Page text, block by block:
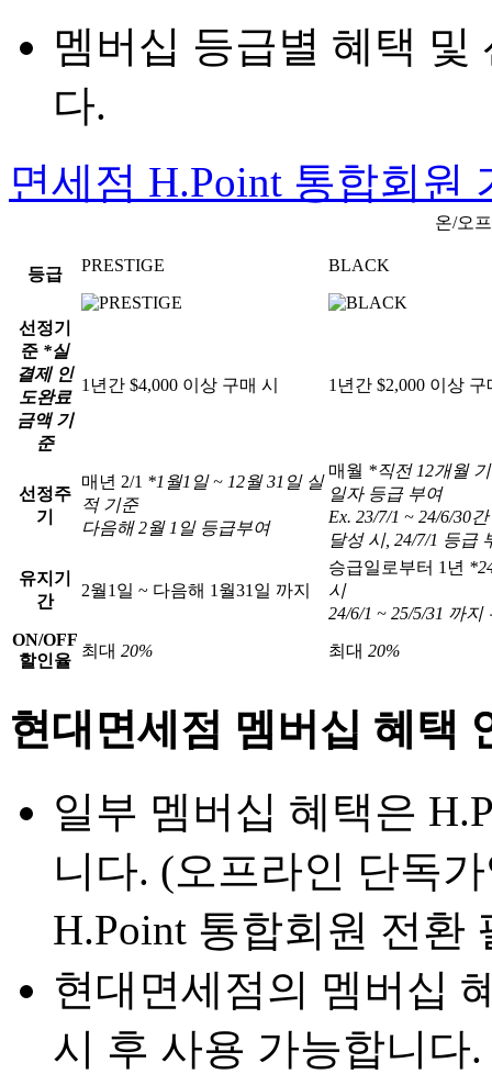
멤버십 등급별 혜택 및
다.
면세점 H.Point 통합회원
온/오
등급 PRESTIGE BLACK
선정기
준 *실
결제 인
도완료
금액 기
준
1년간 $4,000 이상 구매 시 1년간 $2,000 이상 구
선정주
기
매년 2/1 *1월1일 ~ 12월 31일 실
적 기준
다음해 2월 1일 등급부여
매월 *직전 12개월
일자 등급 부여
Ex. 23/7/1 ~ 24/6/30
달성 시, 24/7/1 등급
유지기
간
2월1일 ~ 다음해 1월31일 까지
승급일로부터 1년
시
24/6/1 ~ 25/5/31 까지
ON/OFF
할인율
최대 20% 최대 20%
현대면세점 멤버십 혜택
일부 멤버십 혜택은
니다. (오프라인 단독
H.Point 통합회원 전환
현대면세점의 멤버십
시 후 사용 가능합니다